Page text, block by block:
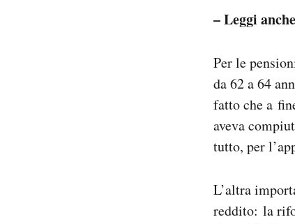
– Leggi
Per le
da 62 a 64
fatto che a
aveva
tutto, per
L’altra
reddito: la